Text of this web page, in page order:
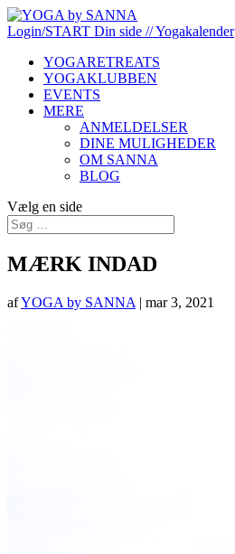
Login/START Din side // Yogakalender
YOGARETREATS
YOGAKLUBBEN
EVENTS
MERE
ANMELDELSER
DINE MULIGHEDER
OM SANNA
BLOG
Vælg en side
MÆRK INDAD
afYOGA by SANNA | mar 3, 2021